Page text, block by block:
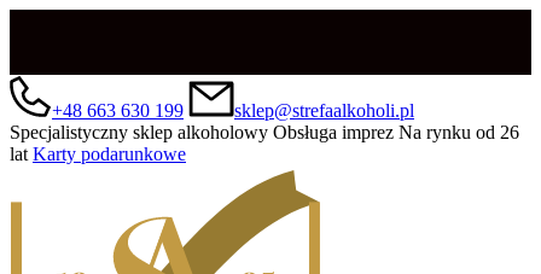
+48 663 630 199
sklep@strefaalkoholi.pl
Specjalistyczny sklep alkoholowy Obsługa imprez Na rynku od 26
lat Karty podarunkowe